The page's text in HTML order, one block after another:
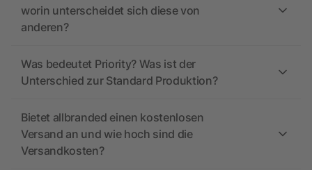
worin unterscheidet sich diese von
anderen?
Was bedeutet Priority? Was ist der
Unterschied zur Standard Produktion?
Bietet allbranded einen kostenlosen
Versand an und wie hoch sind die
Versandkosten?